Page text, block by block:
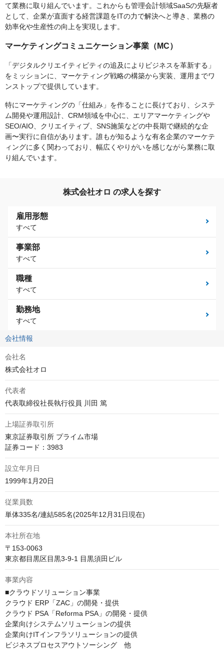
て業務に取り組んでいます。これからも管理会計領域SaaSの先駆者
として、企業が直面する経営課題をITの力で解決へと導き、業務の
効率化や生産性の向上を実現します。
マーケティングコミュニケーション事業（MC）
「デジタルクリエイティビティの追及によりビジネスを革新する」
をミッションに、マーケティング戦略の構築から実装、運用までワ
ンストップで提供しています。
特にマーケティングの「仕組み」を作ることに長けており、システ
ム開発や運用設計、CRM領域を中心に、エリアマーケティングや
SEO/AIO、クリエイティブ、SNS施策などの中長期で継続的な企
画〜実行に自信があります。誰もが知るような有名企業のマーケテ
ィングに多く関わっており、幅広くやりがいを感じながら業務に取
り組んでいます。
株式会社オロ の求人を探す
雇用形態
すべて
事業部
すべて
職種
すべて
勤務地
すべて
会社情報
会社名
株式会社オロ
代表者
代表取締役社長執行役員 川田 篤
上場証券取引所
東京証券取引所 プライム市場
証券コード：3983
設立年月日
1999年1月20日
従業員数
単体335名/連結585名(2025年12月31日現在)
本社所在地
〒153-0063
東京都目黒区目黒3-9-1 目黒須田ビル
事業内容
■クラウドソリューション事業
クラウド ERP「ZAC」の開発・提供
クラウド PSA「Reforma PSA」の開発・提供
企業向けシステムソリューションの提供
企業向けITインフラソリューションの提供
ビジネスプロセスアウトソーシング　他